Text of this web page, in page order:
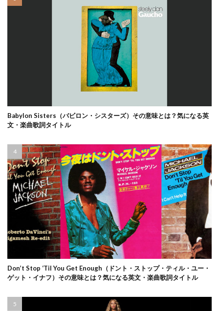
Babylon Sisters（バビロン・シスターズ）その意味とは？気になる英
文・楽曲歌詞タイトル
Don’t Stop ‘Til You Get Enough（ドント・ストップ・ティル・ユー・
ゲット・イナフ）その意味とは？気になる英文・楽曲歌詞タイトル